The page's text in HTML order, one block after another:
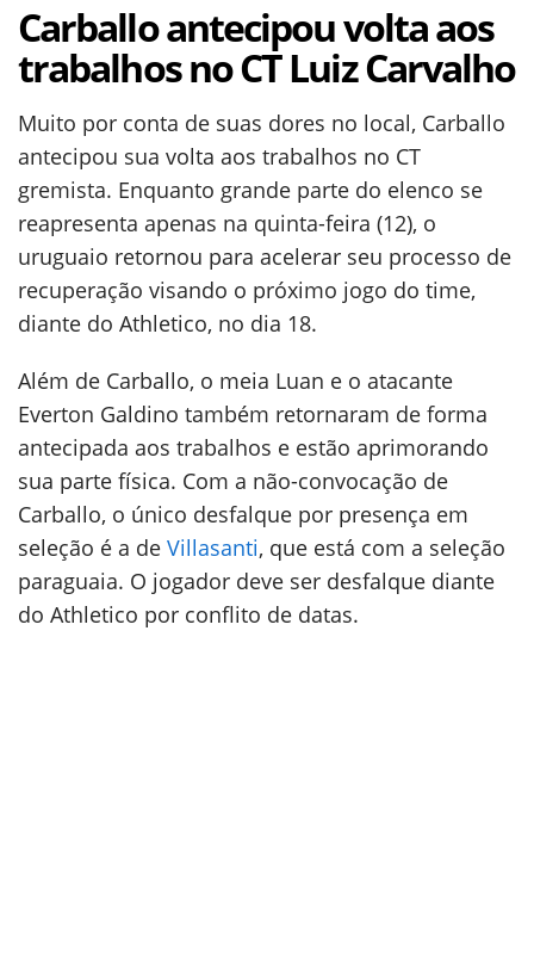
Carballo antecipou volta aos
trabalhos no CT Luiz Carvalho
Muito por conta de suas dores no local, Carballo
antecipou sua volta aos trabalhos no CT
gremista. Enquanto grande parte do elenco se
reapresenta apenas na quinta-feira (12), o
uruguaio retornou para acelerar seu processo de
recuperação visando o próximo jogo do time,
diante do Athletico, no dia 18.
Além de Carballo, o meia Luan e o atacante
Everton Galdino também retornaram de forma
antecipada aos trabalhos e estão aprimorando
sua parte física. Com a não-convocação de
Carballo, o único desfalque por presença em
seleção é a de Villasanti, que está com a seleção
paraguaia. O jogador deve ser desfalque diante
do Athletico por conflito de datas.